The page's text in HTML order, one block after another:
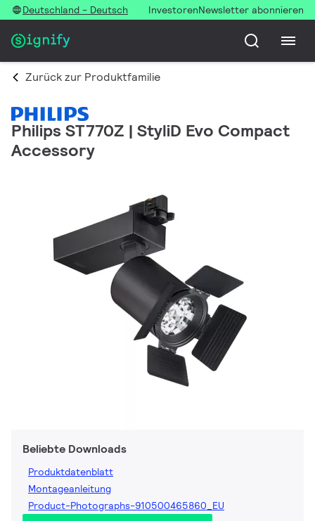
Deutschland - Deutsch InvestorenNewsletter abonnieren
Zurück zur Produktfamilie
Philips ST770Z | StyliD Evo Compact
Accessory
Beliebte Downloads
Produktdatenblatt
Montageanleitung
Product-Photographs-910500465860_EU